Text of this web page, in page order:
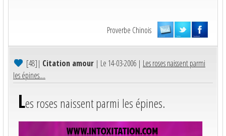
Proverbe Chinois
[48]| Citation amour | Le 14-03-2006 | Les roses naissent parmi
les épines....
Les roses naissent parmi les épines.